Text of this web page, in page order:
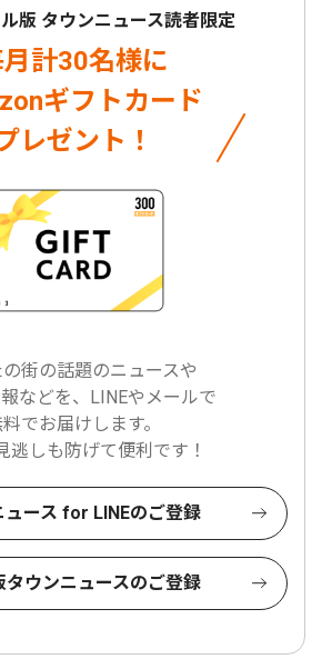
版 タウンニュース読者限定
計30名様に
ギフトカード
レゼント！
街の話題のニュースや
などを、LINEやメールで
でお届けします。
逃しも防げて便利です！
ュース for LINEのご登録
タウンニュースのご登録